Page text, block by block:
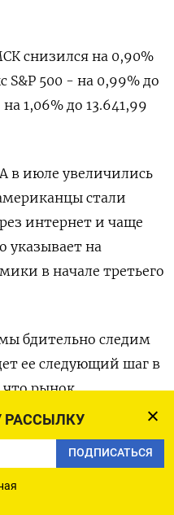
РАССЫЛКУ
ПОДПИСАТЬСЯ
снизился на 0,90%
S&P 500 - на 0,99% до
1,06% до 13.641,99
в июле увеличились
стали
интернет и чаще
указывает на
в начале третьего
бдительно следим
ее следующий шаг в
что рынок
- сказал Питер
Management.
может